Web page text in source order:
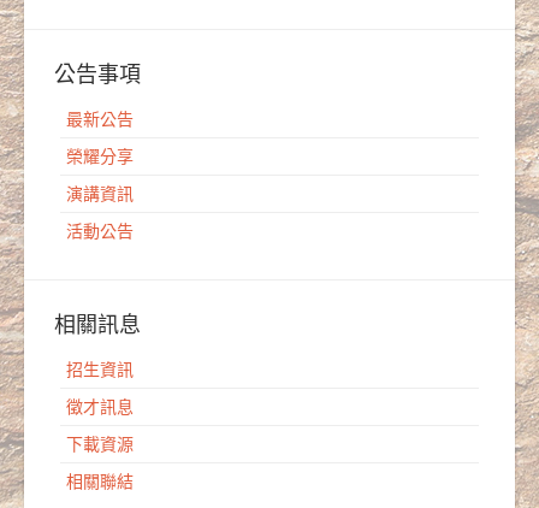
公告事項
最新公告
榮耀分享
演講資訊
活動公告
相關訊息
招生資訊
徵才訊息
下載資源
相關聯結